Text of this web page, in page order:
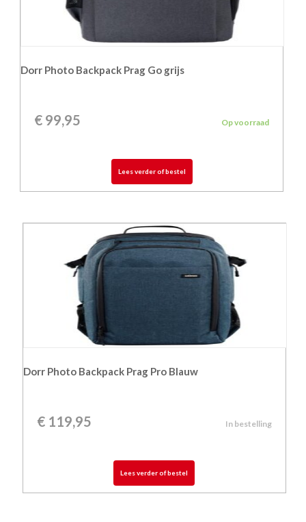
Dorr Photo Backpack Prag Go grijs
€ 99,95 Op voorraad
Lees verder of bestel
Dorr Photo Backpack Prag Pro Blauw
€119,95 In bestelling
Lees verder of bestel